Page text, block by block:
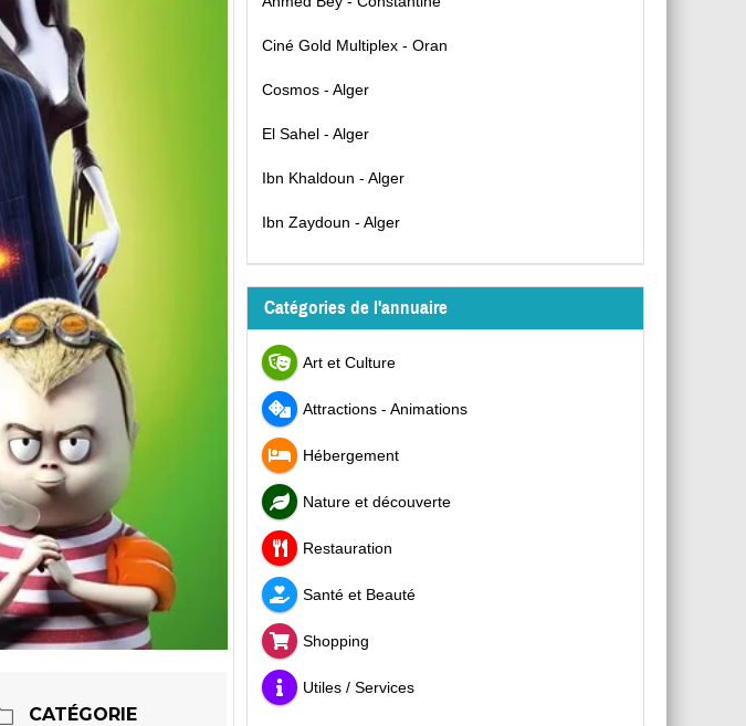
CATÉGORIE
Ciné Gold Multiplex - Oran
Cosmos - Alger
El Sahel - Alger
Ibn Khaldoun - Alger
Ibn Zaydoun - Alger
Catégories de l'annuaire
Art et Culture
Attractions - Animations
Hébergement
Nature et découverte
Restauration
Santé et Beauté
Shopping
Utiles / Services